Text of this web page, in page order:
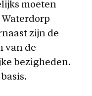
moeten
zijn de
van de
bezigheden.